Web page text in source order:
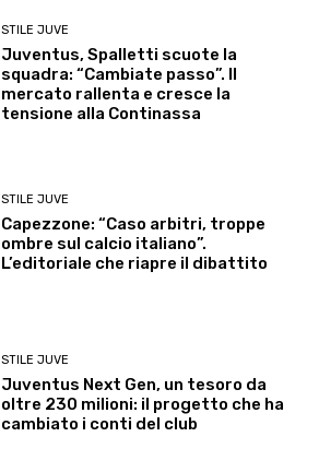
STILE JUVE
Juventus, Spalletti scuote la
squadra: “Cambiate passo”. Il
mercato rallenta e cresce la
tensione alla Continassa
STILE JUVE
Capezzone: “Caso arbitri, troppe
ombre sul calcio italiano”.
L’editoriale che riapre il dibattito
STILE JUVE
Juventus Next Gen, un tesoro da
oltre 230 milioni: il progetto che ha
cambiato i conti del club